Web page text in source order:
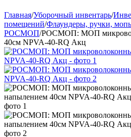
Главная/Уборочный инвентарь/
помещений/Флаундеры, ручки,
РОСМОП/РОСМОП: МОП
40см NPVA-40-RQ Акц